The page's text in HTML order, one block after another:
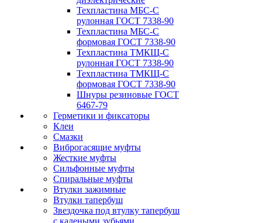
Техпластина МБС-С
рулонная ГОСТ 7338-90
Техпластина МБС-С
формовая ГОСТ 7338-90
Техпластина ТМКЩ-С
рулонная ГОСТ 7338-90
Техпластина ТМКЩ-С
формовая ГОСТ 7338-90
Шнуры резиновые ГОСТ
6467-79
Герметики и фиксаторы
Клеи
Смазки
Виброгасящие муфты
Жесткие муфты
Сильфонные муфты
Спиральные муфты
Втулки зажимные
Втулки тапербуш
Звездочка под втулку тапербуш
c калеными зубьями